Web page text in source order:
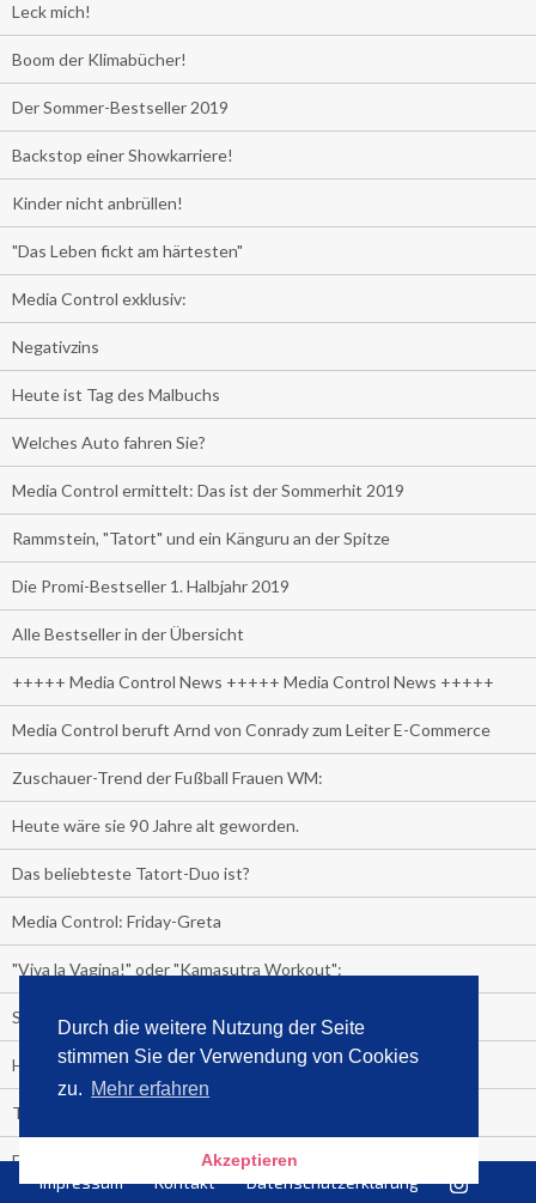
Durch die weitere Nutzung der Seite
stimmen Sie der Verwendung von Cookies
zu. Mehr erfahren
Akzeptieren
Leck mich!
Boom der Klimabücher!
Der Sommer-Bestseller 2019
Backstop einer Showkarriere!
Kinder nicht anbrüllen!
"Das Leben fickt am härtesten"
Media Control exklusiv:
Negativzins
Heute ist Tag des Malbuchs
Welches Auto fahren Sie?
Media Control ermittelt: Das ist der Sommerhit 2019
Rammstein, "Tatort" und ein Känguru an der Spitze
Die Promi-Bestseller 1. Halbjahr 2019
Alle Bestseller in der Übersicht
+++++ Media Control News +++++ Media Control News +++++
Media Control beruft Arnd von Conrady zum Leiter E-Commerce
Zuschauer-Trend der Fußball Frauen WM:
Heute wäre sie 90 Jahre alt geworden.
Das beliebteste Tatort-Duo ist?
Media Control: Friday-Greta
"Viva la Vagina!" oder "Kamasutra Workout":
Senna Gammour erhält Spitzenfeder für meistverkauftes Buch
Heute ist Welttag des Buches!
TV-Marktanteile auf einen Blick
Fußball TV-Quoten:
Impressum Kontakt Datenschutzerklärung